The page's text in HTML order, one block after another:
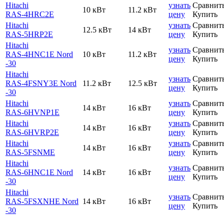
Hitachi
RAS-4HRC2E
10 кВт 11.2 кВт
узнать
цену
Купить
Hitachi
RAS-5HRP2E
12.5 кВт 14 кВт
узнать
цену
Купить
Hitachi
RAS-4HNC1E Nord
-30
10 кВт 11.2 кВт
узнать
цену
Купить
Hitachi
RAS-4FSNY3E Nord
-30
11.2 кВт 12.5 кВт
узнать
цену
Купить
Hitachi
RAS-6HVNP1E
14 кВт 16 кВт
узнать
цену
Купить
Hitachi
RAS-6HVRP2E
14 кВт 16 кВт
узнать
цену
Купить
Hitachi
RAS-5FSNME
14 кВт 16 кВт
узнать
цену
Купить
Hitachi
RAS-6HNC1E Nord
-30
14 кВт 16 кВт
узнать
цену
Купить
Hitachi
RAS-5FSXNHE Nord
-30
14 кВт 16 кВт
узнать
цену
Купить